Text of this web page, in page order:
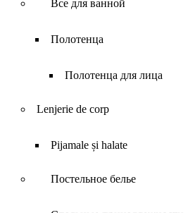
Все для ванной
Полотенца
Полотенца для лица
Lenjerie de corp
Pijamale și halate
Постельное белье